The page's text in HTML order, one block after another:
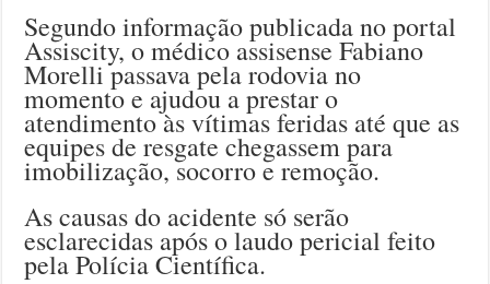
Segundo informação publicada no portal
Assiscity, o médico assisense Fabiano
Morelli passava pela rodovia no
momento e ajudou a prestar o
atendimento às vítimas feridas até que as
equipes de resgate chegassem para
imobilização, socorro e remoção.
As causas do acidente só serão
esclarecidas após o laudo pericial feito
pela Polícia Científica.